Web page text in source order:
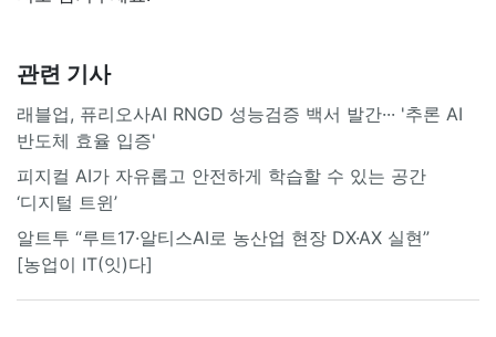
관련 기사
래블업, 퓨리오사AI RNGD 성능검증 백서 발간··· '추론 AI
반도체 효율 입증'
피지컬 AI가 자유롭고 안전하게 학습할 수 있는 공간
‘디지털 트윈’
알트투 “루트17·알티스AI로 농산업 현장 DX·AX 실현”
[농업이 IT(잇)다]